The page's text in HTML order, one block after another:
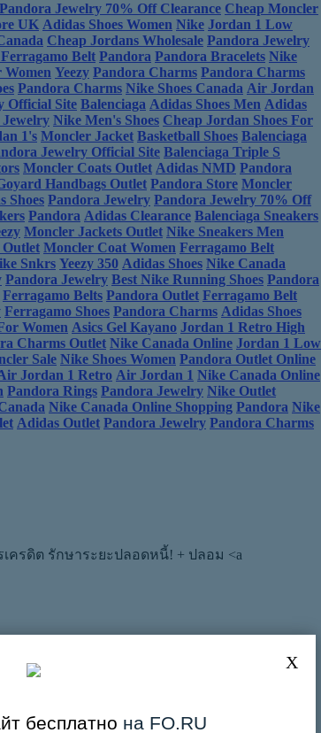
Pandora Jewelry 70% Off Clearance Cheap Moncler
UK Adidas Shoes Women Nike Jordan 1 Low
Cheap Jordans Wholesale Pandora Jewelry
Belt Pandora Pandora Bracelets Nike
Women Yeezy Pandora Charms Pandora Charms
Pandora Charms Nike Shoes Canada Air Jordan
Official Site Balenciaga Adidas Shoes Men Adidas
Nike Men's Shoes Cheap Jordan Shoes For
1's Moncler Jacket Basketball Shoes Balenciaga
Jewelry Official Site Balenciaga Triple S
Moncler Coats Outlet Adidas NMD Pandora
Handbags Outlet Pandora Store Moncler
Shoes Pandora Jewelry Pandora Jewelry 70% Off
Pandora Adidas Clearance Balenciaga Sneakers
Moncler Jackets Outlet Nike Sneakers Men
Outlet Moncler Coat Women Ferragamo Belt
Snkrs Yeezy 350 Adidas Shoes Nike Canada
Pandora Jewelry Best Nike Running Shoes Pandora
Ferragamo Belts Pandora Outlet Ferragamo Belt
Ferragamo Shoes Pandora Charms Adidas Shoes
Women Asics Gel Kayano Jordan 1 Retro High
Charms Outlet Nike Canada Online Jordan 1 Low
Sale Nike Shoes Women Pandora Outlet Online
Jordan 1 Retro Air Jordan 1 Nike Canada Online
Pandora Rings Pandora Jewelry Nike Outlet
Nike Canada Online Shopping Pandora Nike
Adidas Outlet Pandora Jewelry Pandora Charms
เครดิต รักษาระยะปลอดหนี้! + ปลอม <a
X
бесплатно на FO.RU